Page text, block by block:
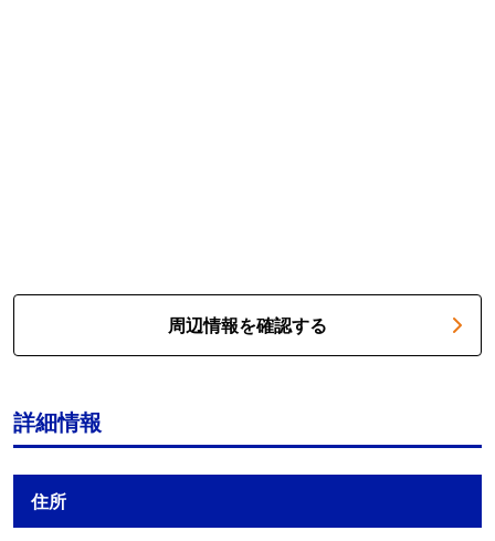
周辺情報を確認する
詳細情報
住所